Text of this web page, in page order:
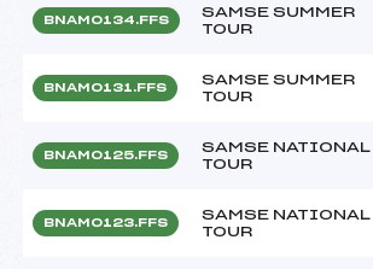
BNAM0134.FFS
SAMSE SUMMER
TOUR
BNAM0131.FFS
SAMSE SUMMER
TOUR
BNAM0125.FFS
SAMSE NATIONAL
TOUR
BNAM0123.FFS
SAMSE NATIONAL
TOUR